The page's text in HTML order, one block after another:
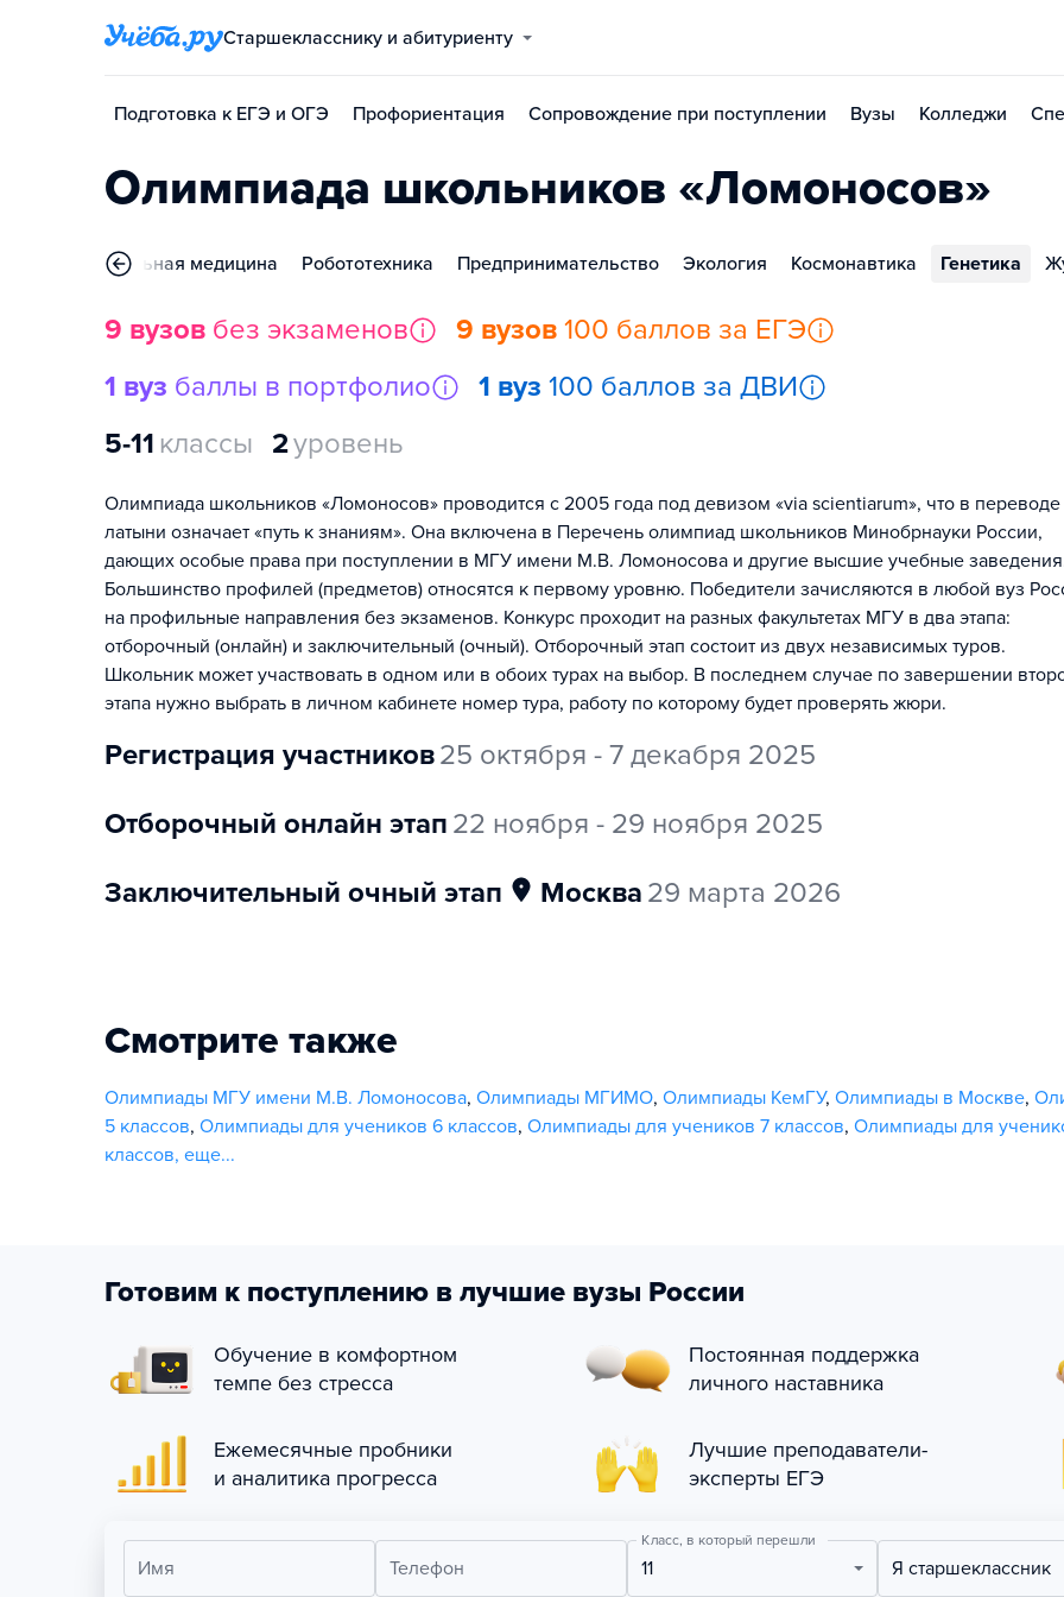
Старшекласснику и абитуриенту
Подготовка к ЕГЭ и ОГЭ Профориентация Сопровождение при поступлении Вузы Колледжи
Олимпиада школьников «Ломоносов»
Фундаментальная медицина Робототехника Предпринимательство Экология Космонавтика Генетика
9 вузов без экзаменов 9 вузов 100 баллов за ЕГЭ
1 вуз баллы в портфолио 1 вуз 100 баллов за ДВИ
5-11 классы 2уровень
Олимпиада школьников «Ломоносов» проводится с 2005 года под девизом «via scientiarum», что в переводе
латыни означает «путь к знаниям». Она включена в Перечень олимпиад школьников Минобрнауки России,
дающих особые права при поступлении в МГУ имени М.В. Ломоносова и другие высшие учебные
Большинство профилей (предметов) относятся к первому уровню. Победители зачисляются в любой вуз
на профильные направления без экзаменов. Конкурс проходит на разных факультетах МГУ в два этапа:
отборочный (онлайн) и заключительный (очный). Отборочный этап состоит из двух независимых туров.
Школьник может участвовать в одном или в обоих турах на выбор. В последнем случае по завершении
этапа нужно выбрать в личном кабинете номер тура, работу по которому будет проверять жюри.
регистрация участников25 октября - 7 декабря 2025
отборочный онлайн этап 22 ноября - 29 ноября 2025
заключительный очный этап
Москва 29 марта 2026
Смотрите также
Олимпиады МГУ имени М.В. Ломоносова, Олимпиады МГИМО, Олимпиады КемГУ, Олимпиады в Москве,
5 классов, Олимпиады для учеников 6 классов, Олимпиады для учеников 7 классов, Олимпиады для
классов, еще...
Готовим к поступлению в лучшие вузы России
Обучение в комфортном
темпе без стресса
Постоянная поддержка
личного наставника
Ежемесячные пробники
и аналитика прогресса
Лучшие преподаватели-
эксперты ЕГЭ
Имя Телефон
Класс, в который перешли
11 Я старшеклассник